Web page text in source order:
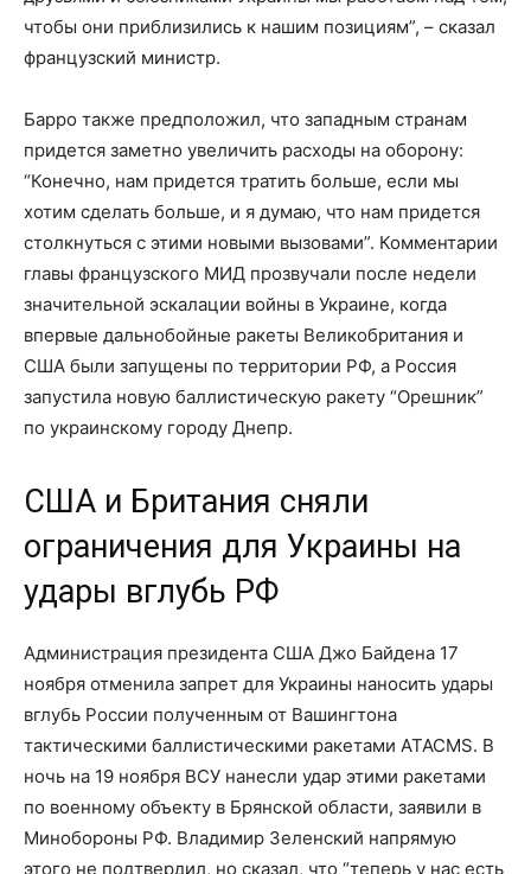
чтобы они приблизились к нашим позициям”, – сказал
французский министр.
Барро также предположил, что западным странам
придется заметно увеличить расходы на оборону:
“Конечно, нам придется тратить больше, если мы
хотим сделать больше, и я думаю, что нам придется
столкнуться с этими новыми вызовами”. Комментарии
главы французского МИД прозвучали после недели
значительной эскалации войны в Украине, когда
впервые дальнобойные ракеты Великобритания и
США были запущены по территории РФ, а Россия
запустила новую баллистическую ракету “Орешник”
по украинскому городу Днепр.
США и Британия сняли
ограничения для Украины на
удары вглубь РФ
Администрация президента США Джо Байдена 17
ноября отменила запрет для Украины наносить удары
вглубь России полученным от Вашингтона
тактическими баллистическими ракетами ATACMS. В
ночь на 19 ноября ВСУ нанесли удар этими ракетами
по военному объекту в Брянской области, заявили в
Минобороны РФ. Владимир Зеленский напрямую
этого не подтвердил, но сказал, что “теперь у нас есть